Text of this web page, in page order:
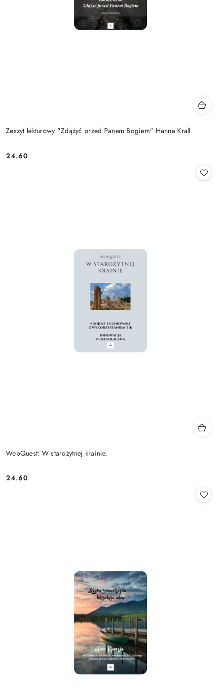
Zeszyt lekturowy "Zdążyć przed Panem Bogiem" Hanna Krall
Cena:
24.60
WebQuest: W starożytnej krainie.
Cena:
24.60